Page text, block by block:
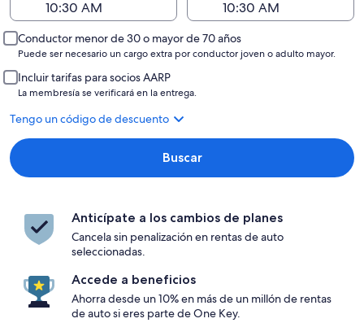
Conductor menor de 30 o mayor de 70 años
Puede ser necesario un cargo extra por conductor joven o adulto mayor.
Incluir tarifas para socios AARP
La membresía se verificará en la entrega.
Tengo un código de descuento
Buscar
Anticípate a los cambios de planes
Cancela sin penalización en rentas de auto
seleccionadas.
Accede a beneficios
Ahorra desde un 10% en más de un millón de rentas
de auto si eres parte de One Key.